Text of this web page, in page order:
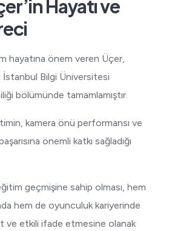
Hayatı ve
hayatına önem veren Üçer,
Bilgi Üniversitesi
bölümünde tamamlamıştır.
kamera önü performansı ve
önemli katkı sağladığı
geçmişine sahip olması, hem
hem de oyunculuk kariyerinde
ve etkili ifade etmesine olanak